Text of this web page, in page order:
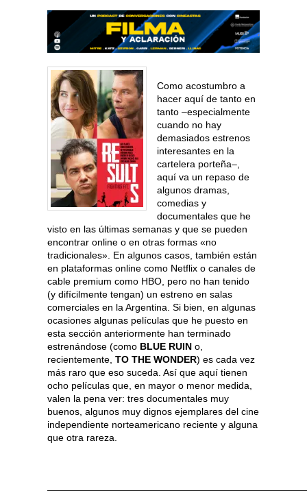
Como acostumbro a
hacer aquí de tanto en
tanto –especialmente
cuando no hay
demasiados estrenos
interesantes en la
cartelera porteña–,
aquí va un repaso de
algunos dramas,
comedias y
documentales que he
visto en las últimas semanas y que se pueden
encontrar online o en otras formas «no
tradicionales». En algunos casos, también están
en plataformas online como Netflix o canales de
cable premium como HBO, pero no han tenido
(y difícilmente tengan) un estreno en salas
comerciales en la Argentina. Si bien, en algunas
ocasiones algunas películas que he puesto en
esta sección anteriormente han terminado
estrenándose (como BLUE RUIN o,
recientemente, TO THE WONDER) es cada vez
más raro que eso suceda. Así que aquí tienen
ocho películas que, en mayor o menor medida,
valen la pena ver: tres documentales muy
buenos, algunos muy dignos ejemplares del cine
independiente norteamericano reciente y alguna
que otra rareza.